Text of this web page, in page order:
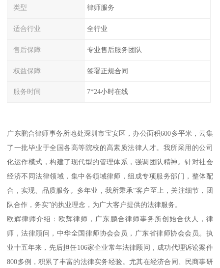
类型 律师服务
适合行业 全行业
售后保障 专业售后服务团队
权益保障 签署正规合同
服务时间 7*24小时在线
广东鹏合律师事务所地处深圳市宝安区，办公面积600多平米，云集
了一批毕业于全国各高等院校的高素质法律人才。我所采用的公司
化运作模式，构建了现代型的管理体系，强调团队精神。针对社会
经济不同法律领域，集中各领域律师，组成专项服务部门，整体配
合，实现、品质服务。多年业，我所秉承“客户至上，关注细节，团
队合作，务实”的执业理念，为广大客户提供的法律服务。
欧辉律师介绍：欧辉律师，广东鹏合律师事务所创始合伙人，律
师，法律顾问，中华全国律师协会会员，广东省律师协会会员。执
业十五年来，先后担任106家企业常年法律顾问，成功代理诉讼案件
800多例，积累了丰富的法律实务经验。尤其在经济合同、民商事研